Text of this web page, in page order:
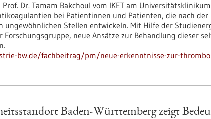
Dr. Tamam Bakchoul vom IKET am
bei Patientinnen und Patienten, die nach
ungewöhnlichen Stellen entwickeln. Mit Hilfe der
neue Ansätze zur Behandlung dieser
bw.de/fachbeitrag/pm/neue-erkenntnisse-zur-
Baden-Württemberg zeigt